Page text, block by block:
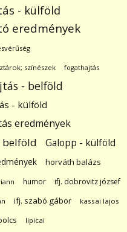
- külföld
eredmények
színészek fogathajtás
- belföld
- külföld
eredmények
belföld Galopp - külföld
horváth balázs
humor ifj. dobrovitz józsef
ifj. szabó gábor kassai lajos
lipicai